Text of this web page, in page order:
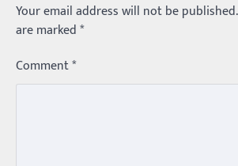
Your email address will not be published.
are marked*
Comment*